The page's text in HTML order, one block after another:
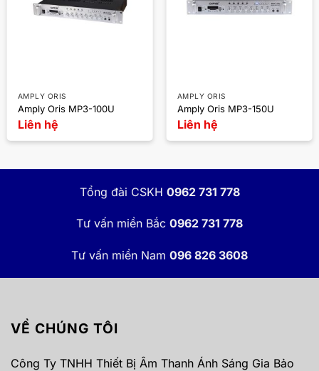
AMPLY ORIS
Amply Oris MP3-100U
Liên hệ
AMPLY ORIS
Amply Oris MP3-150U
Liên hệ
Tổng đài CSKH 0962 731 778
Tư vấn miền Bắc 0962 731 778
Tư vấn miền Nam 096 826 3608
VỀ CHÚNG TÔI
Công Ty TNHH Thiết Bị Âm Thanh Ánh Sáng Gia Bảo